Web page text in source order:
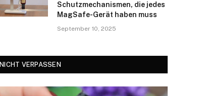
Schutzmechanismen, die jedes
MagSafe-Gerät haben muss
September 10, 2025
NICHT VERPASSEN